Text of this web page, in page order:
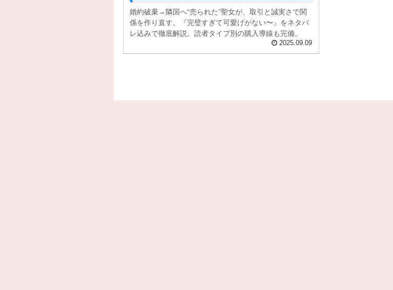
婚約破棄→隣国へ“売られた”聖女が、取引と誠実さで関
係を作り直す。『完璧すぎて可愛げがない〜』をネタバ
レ込みで徹底解説。読者タイプ別の購入導線も完備。
2025.09.09